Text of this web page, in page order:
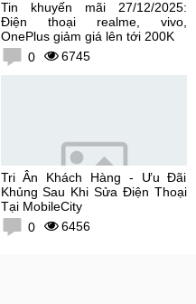
Tin khuyến mãi 27/12/2025:
Điện thoại realme, vivo,
OnePlus giảm giá lên tới 200K
0
6745
Tri Ân Khách Hàng - Ưu Đãi
Khủng Sau Khi Sửa Điện Thoại
Tại MobileCity
0
6456